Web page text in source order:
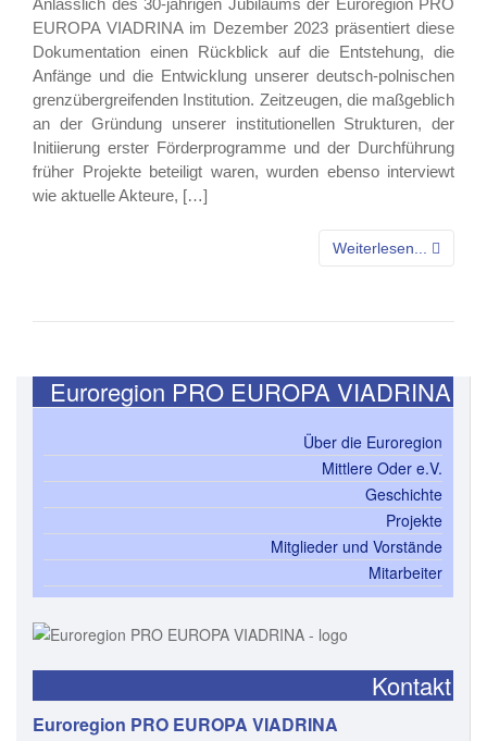
Anlässlich des 30-jährigen Jubiläums der Euroregion PRO
EUROPA VIADRINA im Dezember 2023 präsentiert diese
Dokumentation einen Rückblick auf die Entstehung, die
Anfänge und die Entwicklung unserer deutsch-polnischen
grenzübergreifenden Institution. Zeitzeugen, die maßgeblich
an der Gründung unserer institutionellen Strukturen, der
Initiierung erster Förderprogramme und der Durchführung
früher Projekte beteiligt waren, wurden ebenso interviewt
wie aktuelle Akteure, […]
Weiterlesen...
Euroregion PRO EUROPA VIADRINA
Über die Euroregion
Mittlere Oder e.V.
Geschichte
Projekte
Mitglieder und Vorstände
Mitarbeiter
Kontakt
Euroregion PRO EUROPA VIADRINA